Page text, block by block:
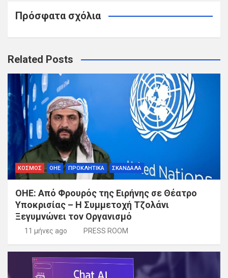
Πρόσφατα σχόλια
Related Posts
ΚΟΣΜΟΣ ΟΗΕ ΠΡΟΚΛΗΤΙΚΑ ΣΚΑΝΔΑΛΑ
ΟΗΕ: Από Φρουρός της Ειρήνης σε Θέατρο
Υποκρισίας – Η Συμμετοχή Τζολάνι
Ξεγυμνώνει τον Οργανισμό
11 μήνες ago PRESS ROOM